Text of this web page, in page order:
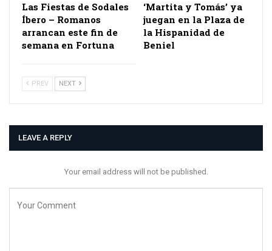
Las Fiestas de Sodales
Íbero – Romanos
arrancan este fin de
semana en Fortuna
‘Martita y Tomás’ ya
juegan en la Plaza de
la Hispanidad de
Beniel
PREV NEXT
LEAVE A REPLY
Your email address will not be published.